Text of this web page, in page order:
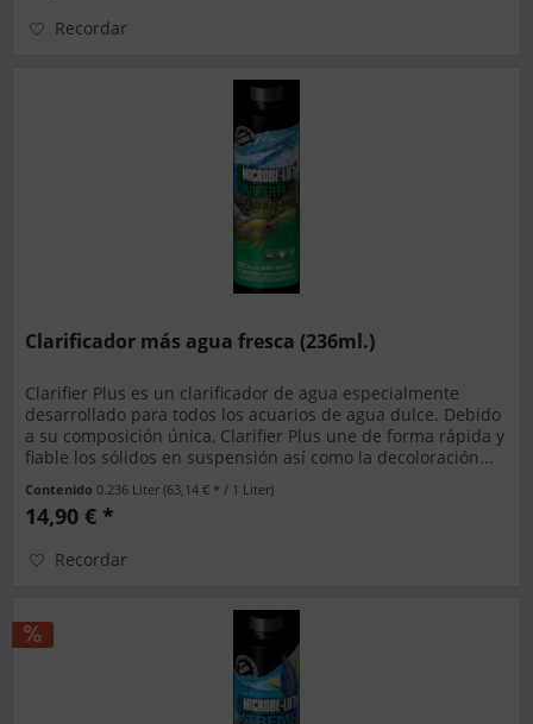
Recordar
Clarificador más agua fresca (236ml.)
Clarifier Plus es un clarificador de agua especialmente
desarrollado para todos los acuarios de agua dulce. Debido
a su composición única, Clarifier Plus une de forma rápida y
fiable los sólidos en suspensión así como la decoloración...
Contenido 0.236 Liter(63,14 € * / 1 Liter)
14,90 € *
Recordar